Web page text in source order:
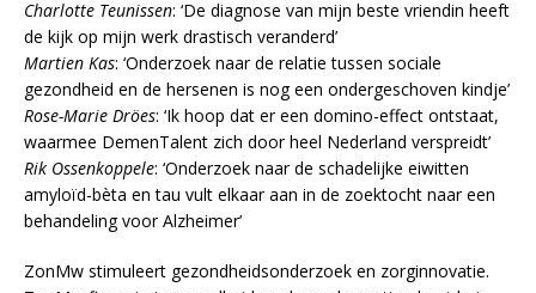
Charlotte Teunissen: ‘De diagnose van mijn beste vriendin heeft
de kijk op mijn werk drastisch veranderd’
Martien Kas: ‘Onderzoek naar de relatie tussen sociale
gezondheid en de hersenen is nog een ondergeschoven kindje’
Rose-Marie Dröes: ‘Ik hoop dat er een domino-effect ontstaat,
waarmee DemenTalent zich door heel Nederland verspreidt’
Rik Ossenkoppele: ‘Onderzoek naar de schadelijke eiwitten
amyloïd-bèta en tau vult elkaar aan in de zoektocht naar een
behandeling voor Alzheimer’
ZonMw stimuleert gezondheidsonderzoek en zorginnovatie.